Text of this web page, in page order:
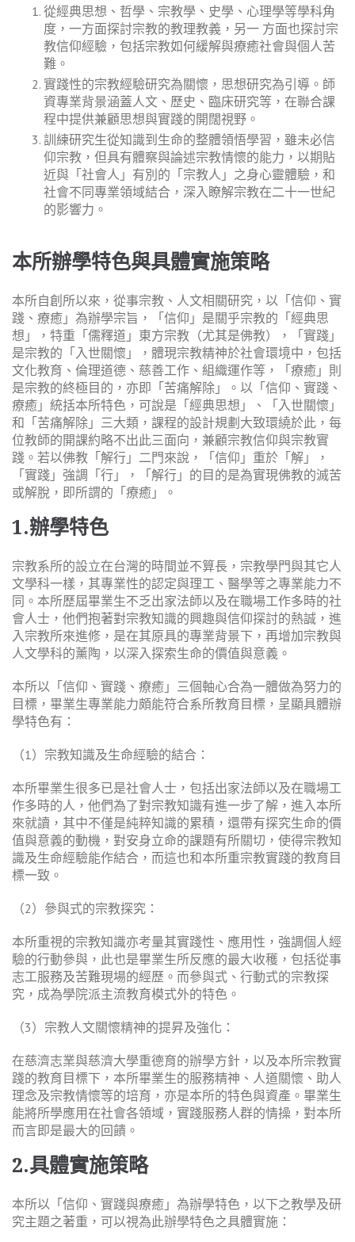
從經典思想、哲學、宗教學、史學、心理學等學科角
度，一方面探討宗教的教理教義，另一 方面也探討宗
教信仰經驗，包括宗教如何緩解與療癒社會與個人苦
難。
實踐性的宗教經驗研究為關懷，思想研究為引導。師
資專業背景涵蓋人文、歷史、臨床研究等，在聯合課
程中提供兼顧思想與實踐的開闊視野。
訓練研究生從知識到生命的整體領悟學習，雖未必信
仰宗教，但具有體察與論述宗教情懷的能力，以期貼
近與「社會人」有別的「宗教人」之身心靈體驗，和
社會不同專業領域結合，深入瞭解宗教在二十一世紀
的影響力。
本所辦學特色與具體實施策略
本所自創所以來，從事宗教、人文相關研究，以「信仰、實
踐、療癒」為辦學宗旨，「信仰」是關乎宗教的「經典思
想」，特重「儒釋道」東方宗教（尤其是佛教），「實踐」
是宗教的「入世關懷」，體現宗教精神於社會環境中，包括
文化教育、倫理道德、慈善工作、組織運作等，「療癒」則
是宗教的終極目的，亦即「苦痛解除」。以「信仰、實踐、
療癒」統括本所特色，可說是「經典思想」、「入世關懷」
和「苦痛解除」三大類，課程的設計規劃大致環繞於此，每
位教師的開課約略不出此三面向，兼顧宗教信仰與宗教實
踐。若以佛教「解行」二門來說，「信仰」重於「解」，
「實踐」強調「行」，「解行」的目的是為實現佛教的滅苦
或解脫，即所謂的「療癒」。
1.辦學特色
宗教系所的設立在台灣的時間並不算長，宗教學門與其它人
文學科一樣，其專業性的認定與理工、醫學等之專業能力不
同。本所歷屆畢業生不乏出家法師以及在職場工作多時的社
會人士，他們抱著對宗教知識的興趣與信仰探討的熱誠，進
入宗教所來進修，是在其原具的專業背景下，再增加宗教與
人文學科的薰陶，以深入探索生命的價值與意義。
本所以「信仰、實踐、療癒」三個軸心合為一體做為努力的
目標，畢業生專業能力頗能符合系所教育目標，呈顯具體辦
學特色有：
（1）宗教知識及生命經驗的結合：
本所畢業生很多已是社會人士，包括出家法師以及在職場工
作多時的人，他們為了對宗教知識有進一步了解，進入本所
來就讀，其中不僅是純粹知識的累積，還帶有探究生命的價
值與意義的動機，對安身立命的課題有所關切，使得宗教知
識及生命經驗能作結合，而這也和本所重宗教實踐的教育目
標一致。
（2）參與式的宗教探究：
本所重視的宗教知識亦考量其實踐性、應用性，強調個人經
驗的行動參與，此也是畢業生所反應的最大收穫，包括從事
志工服務及苦難現場的經歷。而參與式、行動式的宗教探
究，成為學院派主流教育模式外的特色。
（3）宗教人文關懷精神的提昇及強化：
在慈濟志業與慈濟大學重德育的辦學方針，以及本所宗教實
踐的教育目標下，本所畢業生的服務精神、人道關懷、助人
理念及宗教情懷等的培育，亦是本所的特色與資產。畢業生
能將所學應用在社會各領域，實踐服務人群的情操，對本所
而言即是最大的回饋。
2.具體實施策略
本所以「信仰、實踐與療癒」為辦學特色，以下之教學及研
究主題之著重，可以視為此辦學特色之具體實施：